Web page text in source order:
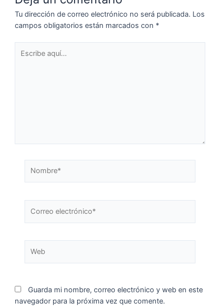
Tu dirección de correo electrónico no será publicada. Los
campos obligatorios están marcados con *
Guarda mi nombre, correo electrónico y web en este
navegador para la próxima vez que comente.